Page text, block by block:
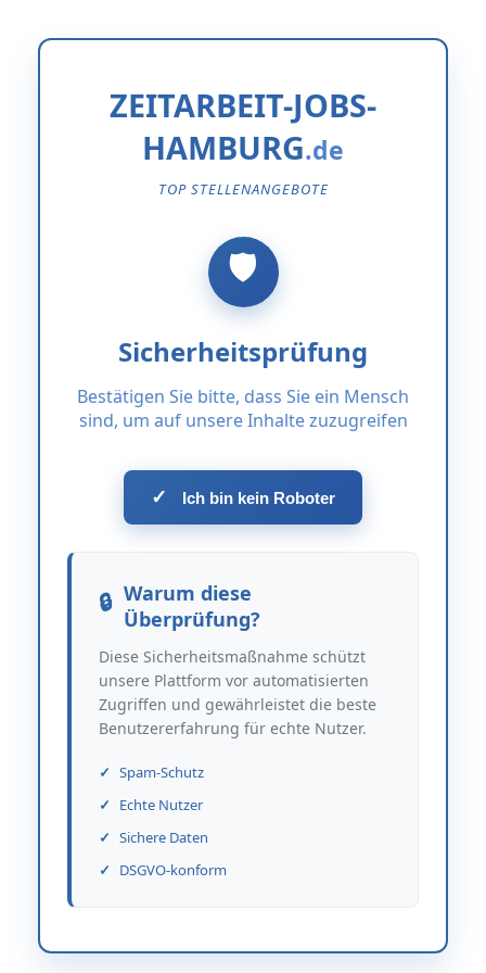
ZEITARBEIT-JOBS-
HAMBURG
TOP STELLENANGEBOTE
Sicherheitsprüfung
Bestätigen Sie bitte, dass Sie ein Mensch
sind, um auf unsere Inhalte zuzugreifen
✓ Ich bin kein Roboter
Warum diese
Überprüfung?
Diese Sicherheitsmaßnahme schützt
unsere Plattform vor automatisierten
Zugriffen und gewährleistet die beste
Benutzererfahrung für echte Nutzer.
Spam-Schutz
Echte Nutzer
Sichere Daten
DSGVO-konform